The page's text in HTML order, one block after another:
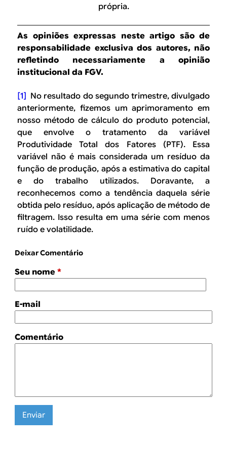
própria.
As opiniões expressas neste artigo são de
responsabilidade exclusiva dos autores, não
refletindo necessariamente a opinião
institucional da FGV.
[1] No resultado do segundo trimestre, divulgado
anteriormente, fizemos um aprimoramento em
nosso método de cálculo do produto potencial,
que envolve o tratamento da variável
Produtividade Total dos Fatores (PTF). Essa
variável não é mais considerada um resíduo da
função de produção, após a estimativa do capital
e do trabalho utilizados. Doravante, a
reconhecemos como a tendência daquela série
obtida pelo resíduo, após aplicação de método de
filtragem. Isso resulta em uma série com menos
ruído e volatilidade.
Deixar Comentário
Seu nome *
E-mail
Comentário